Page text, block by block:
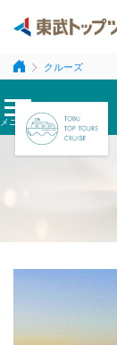
クルーズ
メニュー